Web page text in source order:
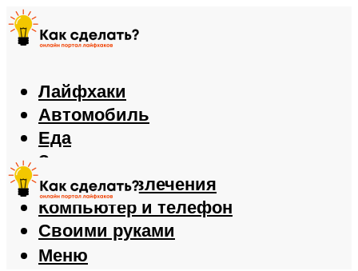
Лайфхаки
Автомобиль
Еда
Здоровье
Игры и развлечения
Компьютер и телефон
Своими руками
Меню